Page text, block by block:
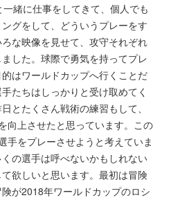
緒に仕事をしてきて、個人でも
グをして、どういうプレーをす
な映像を見せて、攻守それぞれ
した。球際で勇気を持ってプレ
はワールドカップへ行くことだ
たちはしっかりと受け取めてく
とたくさん戦術の練習もして、
向上させたと思っています。この
手をプレーさせようと考えていま
の選手は呼べないかもしれない
欲しいと思います。最初は冒険
が2018年ワールドカップのロシ